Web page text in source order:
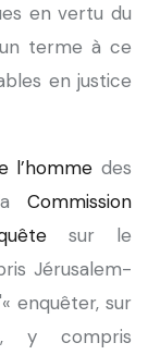
en vertu du
terme à ce
en justice
l’homme des
Commission
sur le
Jérusalem-
enquêter, sur
y compris